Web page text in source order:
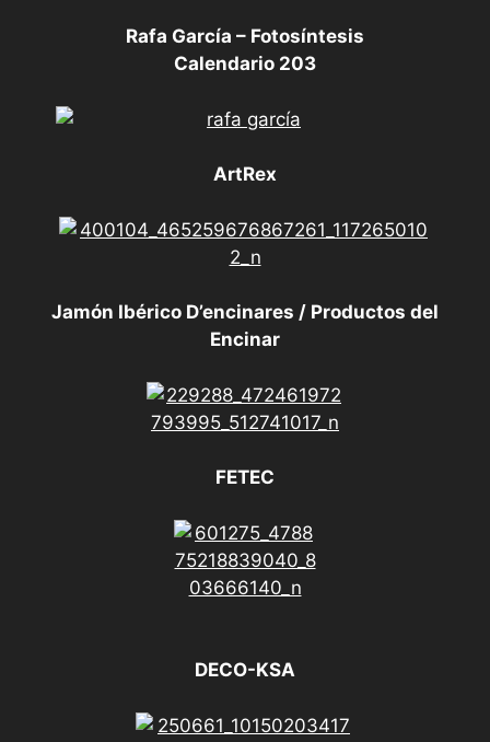
Rafa García – Fotosíntesis
Calendario 203
ArtRex
Jamón Ibérico D’encinares / Productos del
Encinar
FETEC
DECO-KSA